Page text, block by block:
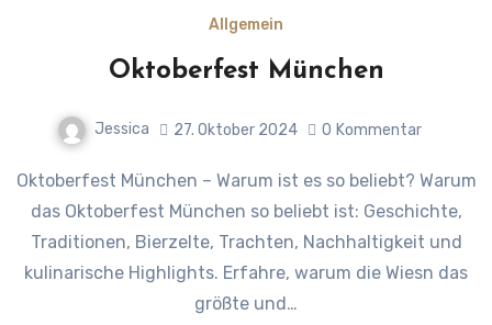
Allgemein
Oktoberfest München
Jessica 27. Oktober 2024 0 Kommentar
Oktoberfest München – Warum ist es so beliebt? Warum
das Oktoberfest München so beliebt ist: Geschichte,
Traditionen, Bierzelte, Trachten, Nachhaltigkeit und
kulinarische Highlights. Erfahre, warum die Wiesn das
größte und…